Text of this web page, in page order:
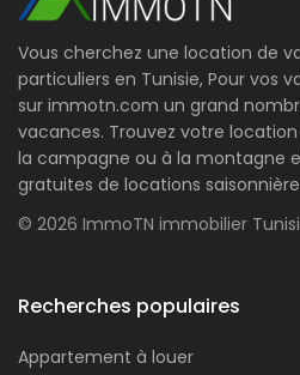
Vous cherchez une location de
particuliers en Tunisie, Pour vos
sur immotn.com un grand
vacances. Trouvez votre
la campagne ou à la montagne
gratuites de locations
© 2026 ImmoTN immobilier
Recherches populaires
Appartement à louer